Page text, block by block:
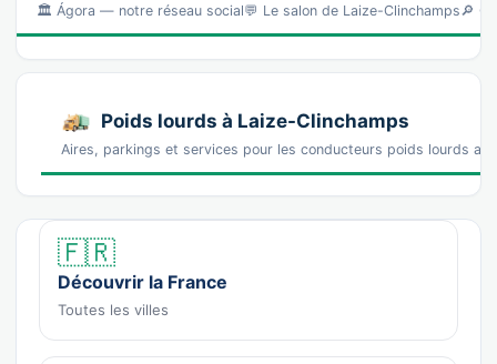
🏛️ Ágora — notre réseau social💬 Le salon de Laize-Clinchamps🔎
Poids lourds à Laize-Clinchamps
Aires, parkings et services pour les conducteurs poids lourds
🇫🇷
Découvrir la France
Toutes les villes